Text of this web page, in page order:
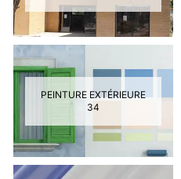
PEINTURE EXTÉRIEURE
34